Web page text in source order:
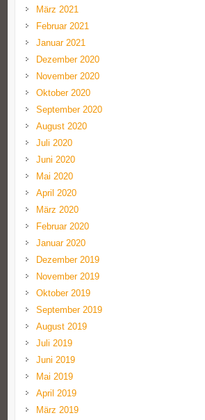
März 2021
Februar 2021
Januar 2021
Dezember 2020
November 2020
Oktober 2020
September 2020
August 2020
Juli 2020
Juni 2020
Mai 2020
April 2020
März 2020
Februar 2020
Januar 2020
Dezember 2019
November 2019
Oktober 2019
September 2019
August 2019
Juli 2019
Juni 2019
Mai 2019
April 2019
März 2019